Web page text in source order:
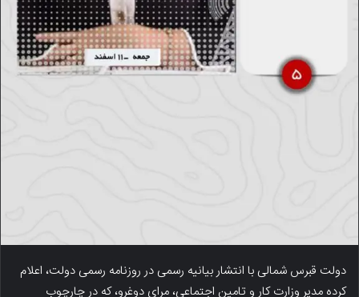
دولت قبرس شمالی با انتشار بیانیه رسمی در روزنامه رسمی دولت، اعلام
کرده مدیر وزارت کار و تامین اجتماعی، مرای دوغرو، که در چارچوب